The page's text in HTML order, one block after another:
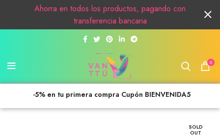
0
-5% en tu primera compra Cupón BIENVENIDA5
SOLD
OUT
Ahorra en todos los productos, pagando con
transferencia bancaria